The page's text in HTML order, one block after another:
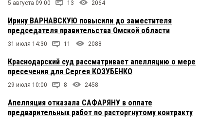
5 августа 09:00 13 2064
Ирину ВАРНАВСКУЮ повысили до заместителя
председателя правительства Омской области
31 июля 14:30 11 2088
Краснодарский суд рассматривает апелляцию о мере
пресечения для Сергея КОЗУБЕНКО
29 июля 10:00 8 2458
Апелляция отказала САФАРЯНУ в оплате
предварительных работ по расторгнутому контракту